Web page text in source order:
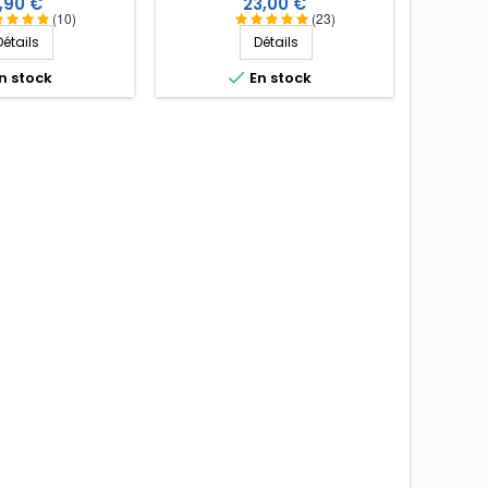
(10)à notre
2,6 ou 3 mm.
stock
(23)
Détails
 En stock